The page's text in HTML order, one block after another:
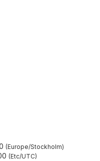
Europe/Stockholm
Etc/UTC